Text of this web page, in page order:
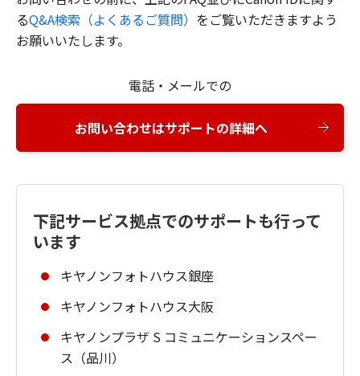
るQ&A検索（よくあるご質問） をご覧いただきますよう
お願いいたします。
電話・メールでの
お問い合わせはサポートの詳細へ
下記サービス拠点でのサポートも行って
います
キヤノンフォトハウス銀座
キヤノンフォトハウス大阪
キヤノンプラザ S コミュニケーションスペー
ス（品川）